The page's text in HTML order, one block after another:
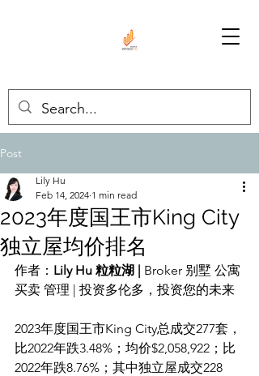
Post
2023年度国王市King City
独立屋均价排名
Lily Hu
Feb 14, 2024 1 min read
作者： Lily Hu 粒粒湖 | Broker 别墅 公寓
买卖 管理 | 投资多伦多，投资您的未来
2023年度国王市King City总成交277套，
比2022年跌3.48%；均价$2,058,922；比
2022年跌8.76%；其中独立屋成交228